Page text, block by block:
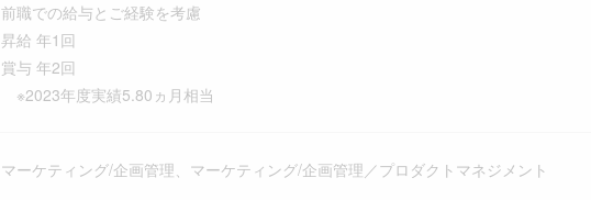
前職での給与とご経験を考慮
昇給 年1回
賞与 年2回
※2023年度実績5.80ヵ月相当
マーケティング/企画管理、マーケティング/企画管理／プロダクトマネジメント